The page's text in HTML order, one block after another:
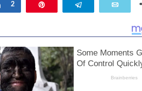
Compartir
2 Telegram Email